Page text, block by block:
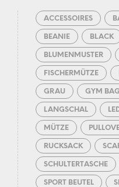
ACCESSOIRES
BEANIE BLACK
BLUMENMUSTER
FISCHERMÜTZE
GRAU GYM BAG
LANGSCHAL
MÜTZE
RUCKSACK
SCHULTERTASCHE
SPORT BEUTEL